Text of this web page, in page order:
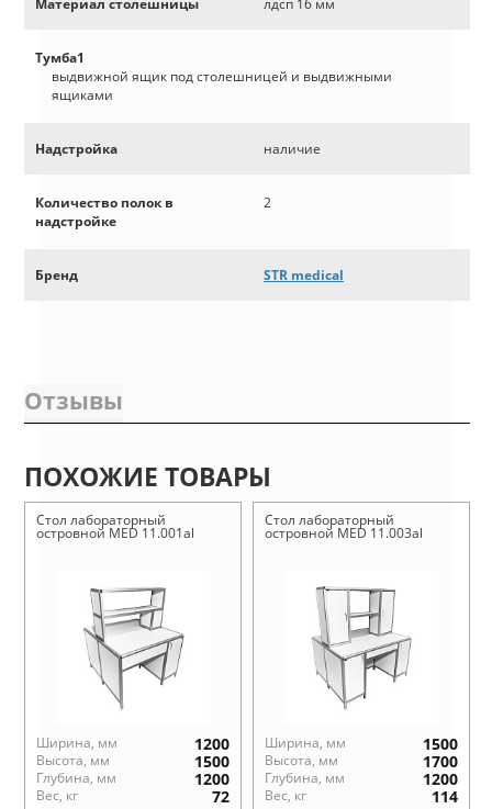
Материал столешницы лдсп 16 мм
Тумба1
выдвижной ящик под столешницей и выдвижными
ящиками
Надстройка наличие
Количество полок в
надстройке
2
Бренд STR medical
Отзывы
ПОХОЖИЕ ТОВАРЫ
Стол лабораторный
островной MED 11.001al
Ширина, мм 1200
Высота, мм 1500
Глубина, мм 1200
Вес, кг 72
Стол лабораторный
островной MED 11.003al
Ширина, мм 1500
Высота, мм 1700
Глубина, мм 1200
Вес, кг 114